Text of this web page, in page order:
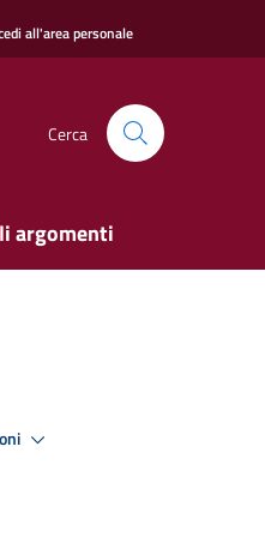
all'area personale
Cerca
argomenti